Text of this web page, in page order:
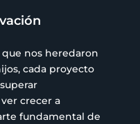
nos heredaron
cada proyecto
crecer a
fundamental de